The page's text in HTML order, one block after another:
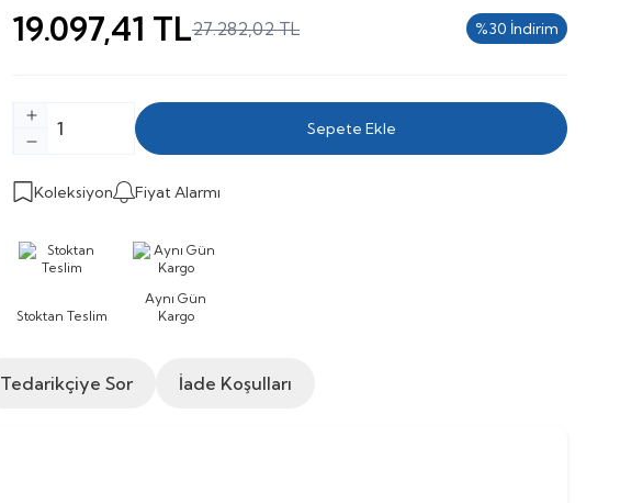
19.097,41 TL27.282,02TL %30 İndirim
Sepete Ekle
Koleksiyon Fiyat Alarmı
Stoktan Teslim
Aynı Gün
Kargo
Tedarikçiye Sor İade Koşulları